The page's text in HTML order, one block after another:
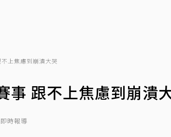
上焦慮到崩潰大哭
事 跟不上焦慮到崩潰
時報導